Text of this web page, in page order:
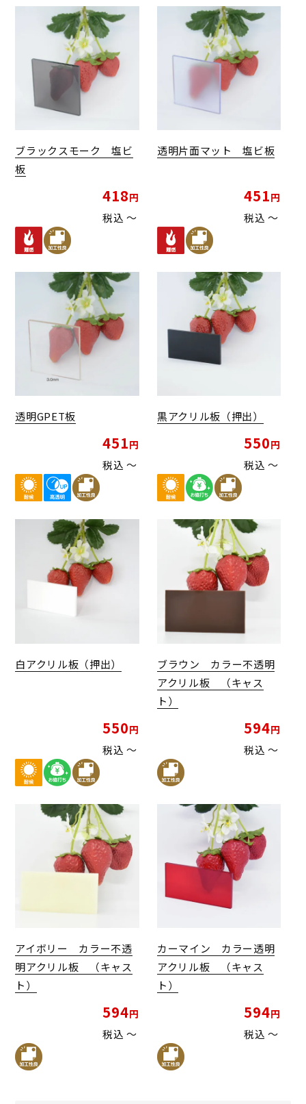
ブラックスモーク 塩ビ
板
418
税込 〜
透明片面マット 塩ビ板
451
税込 〜
透明GPET板
451
税込 〜
黒アクリル板（押出）
550
税込 〜
白アクリル板（押出）
550
税込 〜
ブラウン カラー不透明
アクリル板 （キャス
ト）
594
税込 〜
アイボリー カラー不透
明アクリル板 （キャス
ト）
594
税込 〜
カーマイン カラー透明
アクリル板 （キャス
ト）
594
税込 〜